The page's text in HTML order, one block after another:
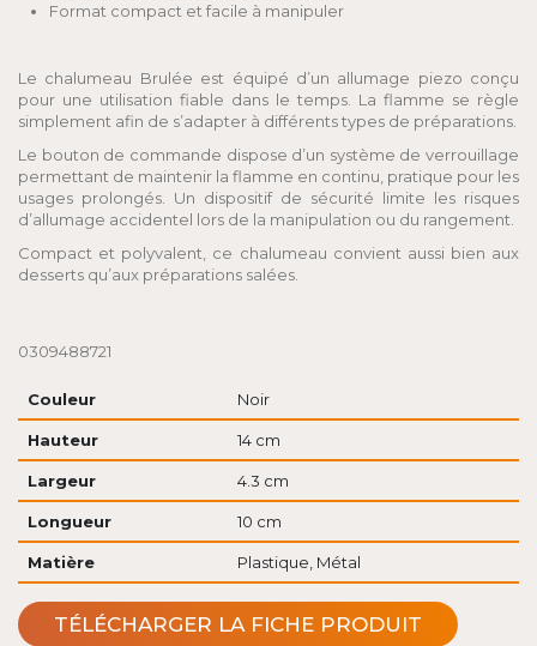
Format compact et facile à manipuler
Le chalumeau Brulée est équipé d’un allumage piezo conçu
pour une utilisation fiable dans le temps. La flamme se règle
simplement afin de s’adapter à différents types de préparations.
Le bouton de commande dispose d’un système de verrouillage
permettant de maintenir la flamme en continu, pratique pour les
usages prolongés. Un dispositif de sécurité limite les risques
d’allumage accidentel lors de la manipulation ou du rangement.
Compact et polyvalent, ce chalumeau convient aussi bien aux
desserts qu’aux préparations salées.
0309488721
Couleur Noir
Hauteur 14 cm
Largeur 4.3 cm
Longueur 10 cm
Matière Plastique, Métal
TÉLÉCHARGER LA FICHE PRODUIT